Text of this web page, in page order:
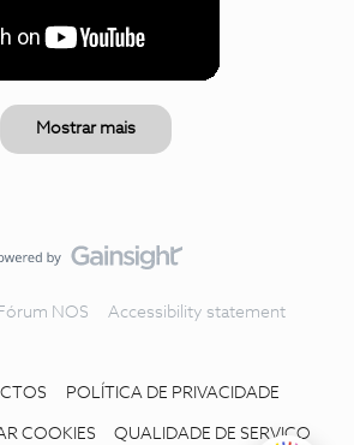
Mostrar mais
NOS Accessibility statement
POLÍTICA DE PRIVACIDADE
COOKIES QUALIDADE DE SERVIÇO